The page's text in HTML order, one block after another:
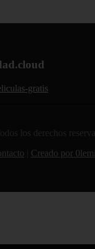
gratis
los derechos
Creado por